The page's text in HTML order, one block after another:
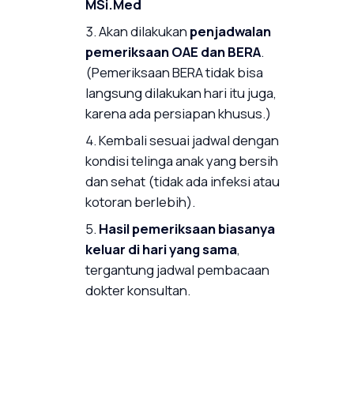
MSi.Med
Akan dilakukan penjadwalan
pemeriksaan OAE dan BERA.
(Pemeriksaan BERA tidak bisa
langsung dilakukan hari itu juga,
karena ada persiapan khusus.)
Kembali sesuai jadwal dengan
kondisi telinga anak yang bersih
dan sehat (tidak ada infeksi atau
kotoran berlebih).
Hasil pemeriksaan biasanya
keluar di hari yang sama,
tergantung jadwal pembacaan
dokter konsultan.